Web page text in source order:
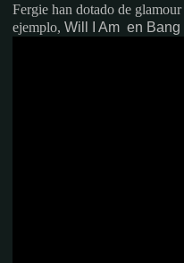
Fergie han dotado de
ejemplo, Will I Am en Bang